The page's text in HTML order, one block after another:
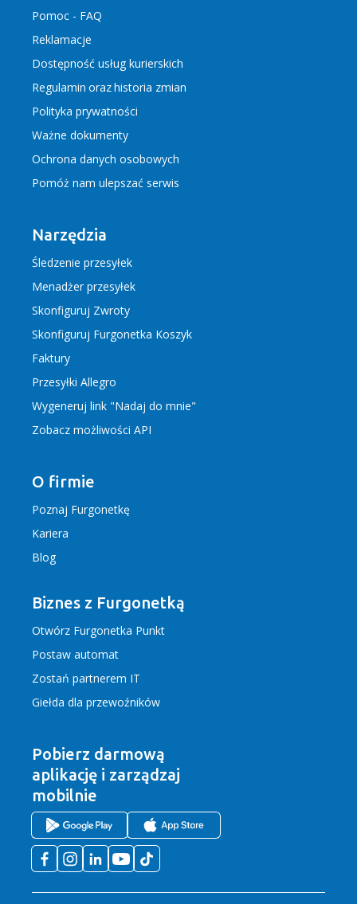
Pomoc - FAQ
Reklamacje
Dostępność usług kurierskich
Regulamin orazhistoria zmian
Polityka prywatności
Ważne dokumenty
Ochrona danych osobowych
Pomóż nam ulepszać serwis
Narzędzia
Śledzenie przesyłek
Menadżer przesyłek
Skonfiguruj Zwroty
Skonfiguruj Furgonetka Koszyk
Faktury
Przesyłki Allegro
Wygeneruj link "Nadaj do mnie"
Zobacz możliwości API
O firmie
Poznaj Furgonetkę
Kariera
Blog
Biznes z Furgonetką
Otwórz Furgonetka Punkt
Postaw automat
Zostań partnerem IT
Giełda dla przewoźników
Pobierz darmową
aplikację i zarządzaj
mobilnie